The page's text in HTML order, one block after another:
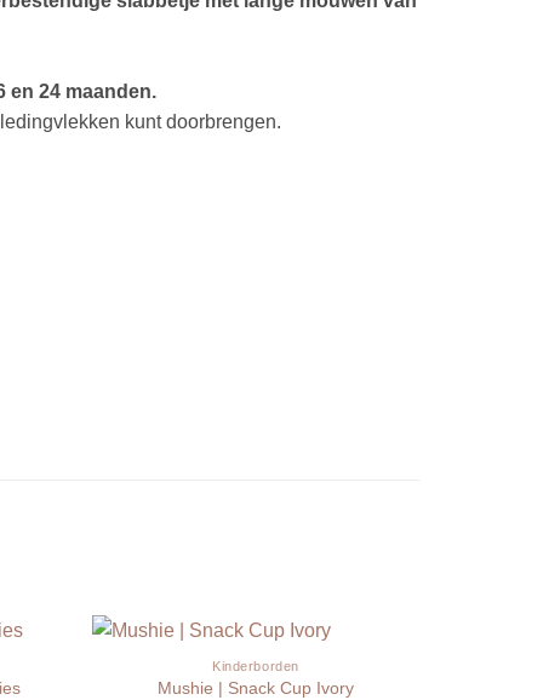
en 24 maanden.
kunt doorbrengen.
Kinderborden
Mushie | Snack Cup Ivory